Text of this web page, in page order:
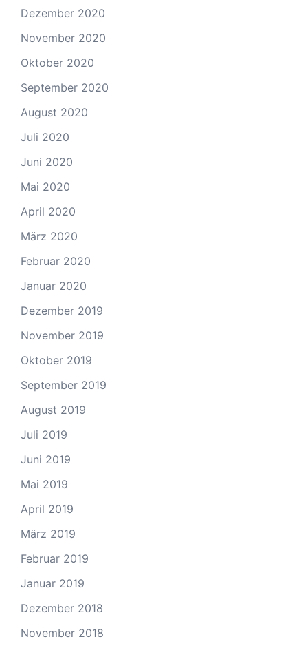
Dezember 2020
November 2020
Oktober 2020
September 2020
August 2020
Juli 2020
Juni 2020
Mai 2020
April 2020
März 2020
Februar 2020
Januar 2020
Dezember 2019
November 2019
Oktober 2019
September 2019
August 2019
Juli 2019
Juni 2019
Mai 2019
April 2019
März 2019
Februar 2019
Januar 2019
Dezember 2018
November 2018